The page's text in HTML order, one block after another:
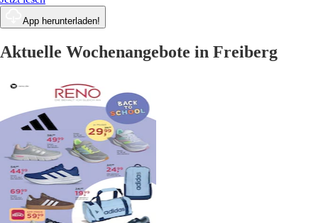
App herunterladen!
Aktuelle Wochenangebote in Freiberg